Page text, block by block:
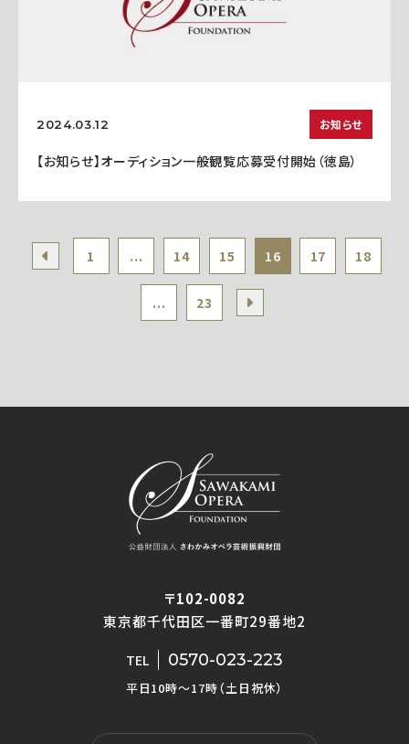
2024.03.12 お知らせ
【お知らせ】オーディション一般観覧応募受付開始（徳島）
1 ... 14 15 16 17 18
... 23
〒102-0082
東京都千代田区一番町29番地2
TEL 0570-023-223
平日10時〜17時（土日祝休）